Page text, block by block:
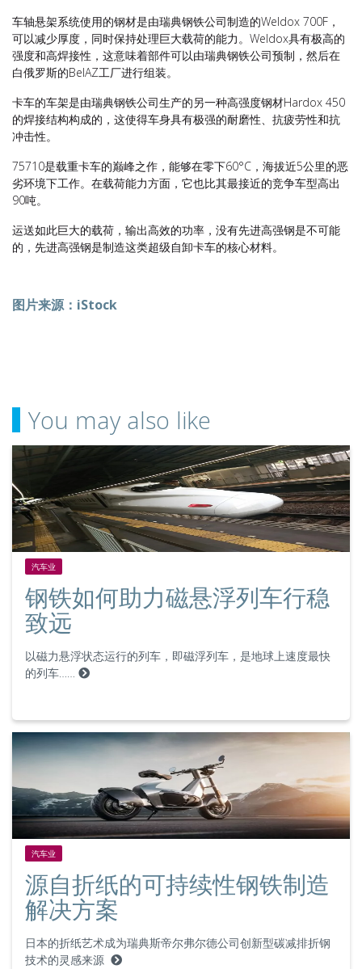
车轴悬架系统使用的钢材是由瑞典钢铁公司制造的Weldox 700F，
可以减少厚度，同时保持处理巨大载荷的能力。Weldox具有极高的
强度和高焊接性，这意味着部件可以由瑞典钢铁公司预制，然后在
白俄罗斯的BelAZ工厂进行组装。
卡车的车架是由瑞典钢铁公司生产的另一种高强度钢材Hardox 450
的焊接结构构成的，这使得车身具有极强的耐磨性、抗疲劳性和抗
冲击性。
75710是载重卡车的巅峰之作，能够在零下60°C，海拔近5公里的恶
劣环境下工作。在载荷能力方面，它也比其最接近的竞争车型高出
90吨。
运送如此巨大的载荷，输出高效的功率，没有先进高强钢是不可能
的，先进高强钢是制造这类超级自卸卡车的核心材料。
图片来源：iStock
You may also like
汽车业
钢铁如何助力磁悬浮列车行稳
致远
以磁力悬浮状态运行的列车，即磁浮列车，是地球上速度最快
的列车……
汽车业
源自折纸的可持续性钢铁制造
解决方案
日本的折纸艺术成为瑞典斯帝尔弗尔德公司创新型碳减排折钢
技术的灵感来源